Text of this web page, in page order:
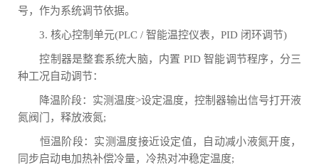
号，作为系统调节依据。
3. 核心控制单元(PLC / 智能温控仪表，PID 闭环调节)
控制器是整套系统大脑，内置 PID 智能调节程序，分三
种工况自动调节：
降温阶段：实测温度>设定温度，控制器输出信号打开液
氮阀门，释放液氮;
恒温阶段：实测温度接近设定值，自动减小液氮开度，
同步启动电加热补偿冷量，冷热对冲稳定温度;